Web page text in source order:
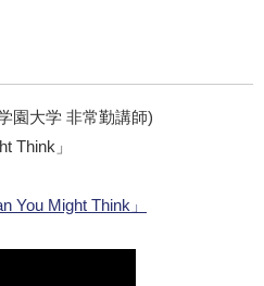
大学 非常勤講師)
」
You Might Think」